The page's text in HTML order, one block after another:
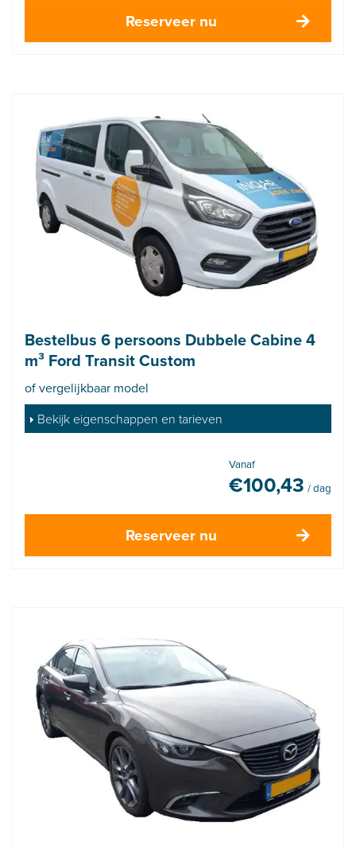
Reserveer nu
Bestelbus 6 persoons Dubbele Cabine 4
m³ Ford Transit Custom
of vergelijkbaar model
Bekijk eigenschappen en tarieven
Vanaf
€100,43 / dag
Reserveer nu